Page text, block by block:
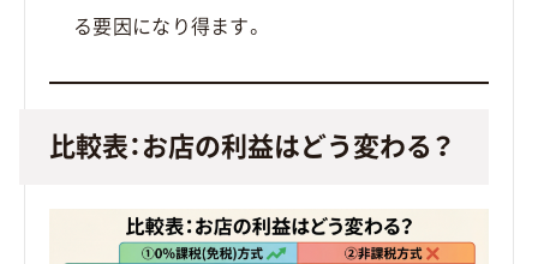
る要因になり得ます。
比較表：お店の利益はどう変わる？